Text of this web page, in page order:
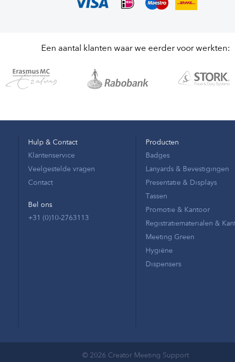
Een aantal klanten waar we eerder voor werkten:
Hulp & Contact
Klantenservice
Veelgestelde vragen
Contact
Bel ons
+31 (0)10-2763113
Producten
Badges
Lanyards & Bevestigingen
Presentatie & Displays
Tassen
Promotie & Kantoor
Registratiematerialen &
Meeting Green
Hygiëne
Dispensers
© 2026 Creator Meeting Support